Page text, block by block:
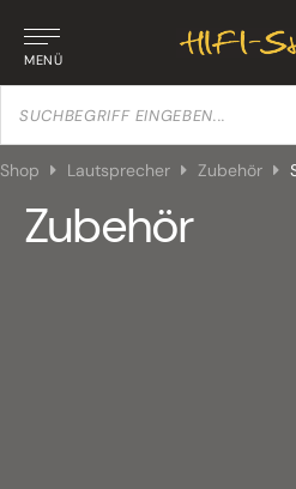
MENÜ
Products
search
Shop Lautsprecher Zubehör
Zubehör